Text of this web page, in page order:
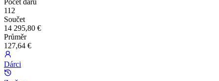
112
Součet
14 295,80 €
Průměr
127,64 €
Dárci